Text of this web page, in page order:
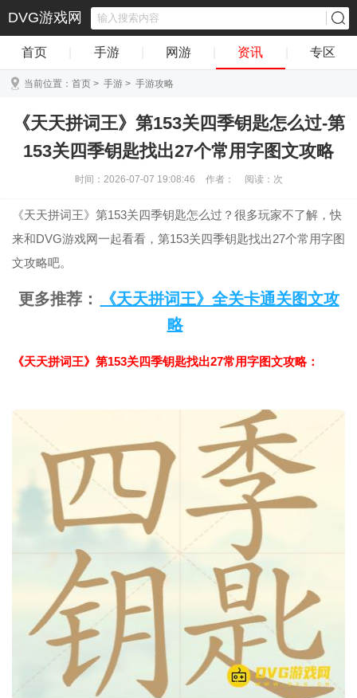
DVG游戏网
首页 手游 网游 资讯 专区
当前位置： 首页 > 手游 > 手游攻略
《天天拼词王》第153关四季钥匙怎么过-第
153关四季钥匙找出27个常用字图文攻略
时间：2026-07-07 19:08:46 作者： 阅读： 次
《天天拼词王》第153关四季钥匙怎么过？很多玩家不了解，快
来和DVG游戏网一起看看，第153关四季钥匙找出27个常用字图
文攻略吧。
更多推荐：
《天天拼词王》全关卡通关图文攻
略
《天天拼词王》第153关四季钥匙找出27常用字图文攻略：